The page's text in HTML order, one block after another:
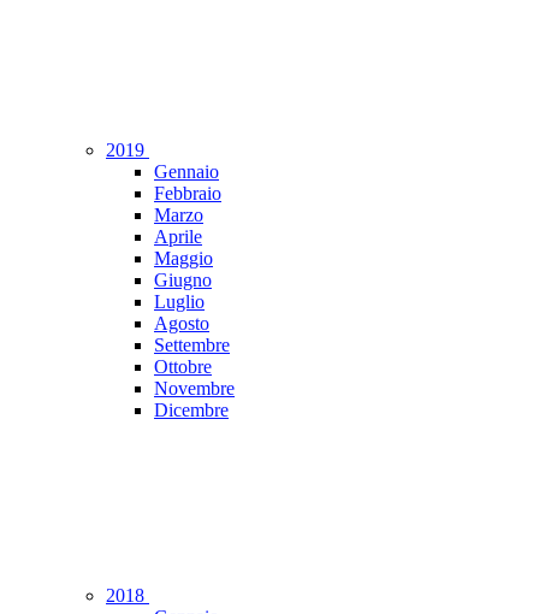
2019
Gennaio
Febbraio
Marzo
Aprile
Maggio
Giugno
Luglio
Agosto
Settembre
Ottobre
Novembre
Dicembre
2018